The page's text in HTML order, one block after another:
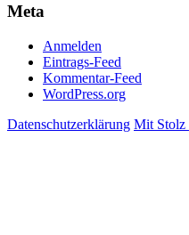
Meta
Anmelden
Eintrags-Feed
Kommentar-Feed
WordPress.org
Datenschutzerklärung Mit Stolz